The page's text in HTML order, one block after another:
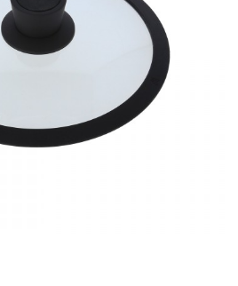
Cacerola
al.fund.premium
alta piedra 28
: 42,56€
: 71,78€
Cacerola
al.fund.premium
alta piedra 32